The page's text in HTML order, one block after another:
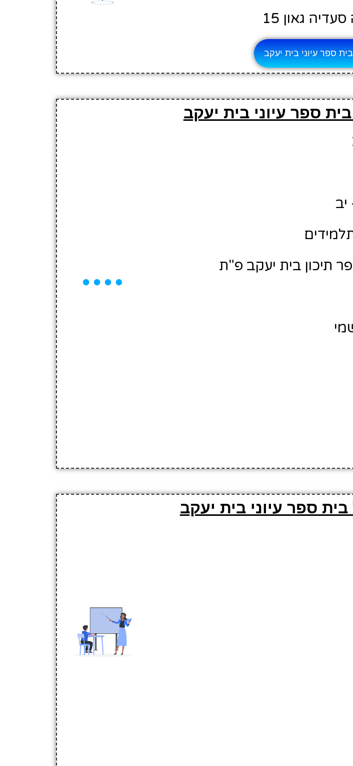
גאון 15
בית ספר עיוני בית יעקב
ספר עיוני בית יעקב
תיכון בית יעקב פ"ת
ספר עיוני בית יעקב